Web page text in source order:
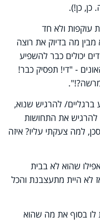
כן, כן!).
עוקפות ולא חד
מה בדיוק את רוצה
יכולים כבר להשפיע
- "די! תפסיק כבר!
להרגיש שנוא,
להרגיש את התחושות
למה צעקתי עליו? איזה
שהוא לא בבית
לא היית מתעצבנת והכל
לו בסוף את מה שהוא